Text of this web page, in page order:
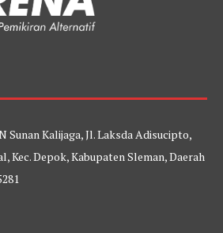
Sunan Kalijaga, Jl. Laksda Adisucipto,
Kec. Depok, Kabupaten Sleman, Daerah